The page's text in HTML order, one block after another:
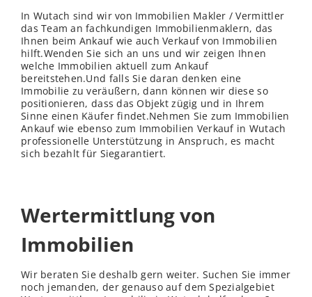
In Wutach sind wir von Immobilien Makler / Vermittler
das Team an fachkundigen Immobilienmaklern, das
Ihnen beim Ankauf wie auch Verkauf von Immobilien
hilft.Wenden Sie sich an uns und wir zeigen Ihnen
welche Immobilien aktuell zum Ankauf
bereitstehen.Und falls Sie daran denken eine
Immobilie zu veräußern, dann können wir diese so
positionieren, dass das Objekt zügig und in Ihrem
Sinne einen Käufer findet.Nehmen Sie zum Immobilien
Ankauf wie ebenso zum Immobilien Verkauf in Wutach
professionelle Unterstützung in Anspruch, es macht
sich bezahlt für Siegarantiert.
Wertermittlung von
Immobilien
Wir beraten Sie deshalb gern weiter. Suchen Sie immer
noch jemanden, der genauso auf dem Spezialgebiet